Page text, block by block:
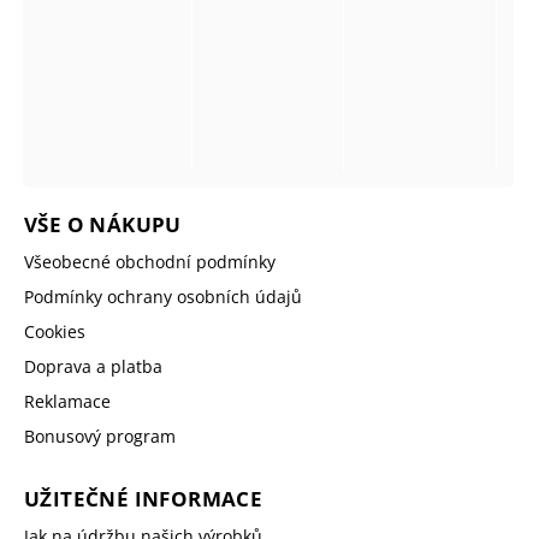
VŠE O NÁKUPU
Všeobecné obchodní podmínky
Podmínky ochrany osobních údajů
Cookies
Doprava a platba
Reklamace
Bonusový program
UŽITEČNÉ INFORMACE